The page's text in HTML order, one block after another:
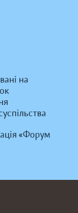
на
«Форум